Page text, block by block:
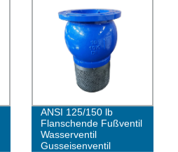
ANSI 125/150 lb
Flanschende Fußventil
Wasserventil
Gusseisenventil